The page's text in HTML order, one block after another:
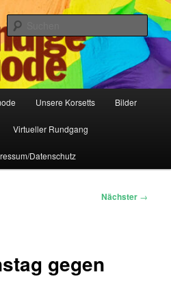
Frankfurt
Mode, Club- und Dark-Wear seit 2004
Unsere Korsetts Bilder
Virtueller Rundgang
Datenschutz
Nächster →
gegen